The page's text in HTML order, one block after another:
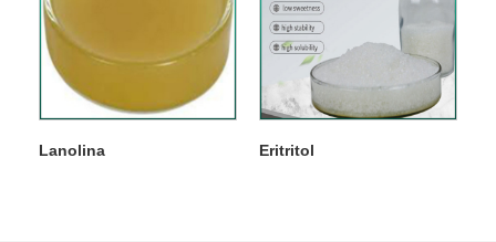
Lanolina Eritritol